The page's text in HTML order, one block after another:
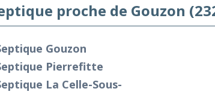
proche de Gouzon
Gouzon
Pierrefitte
La Celle-Sous-